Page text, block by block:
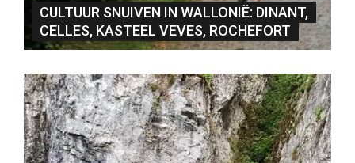
CULTUUR SNUIVEN IN WALLONIË: DINANT,
CELLES, KASTEEL VEVES, ROCHEFORT